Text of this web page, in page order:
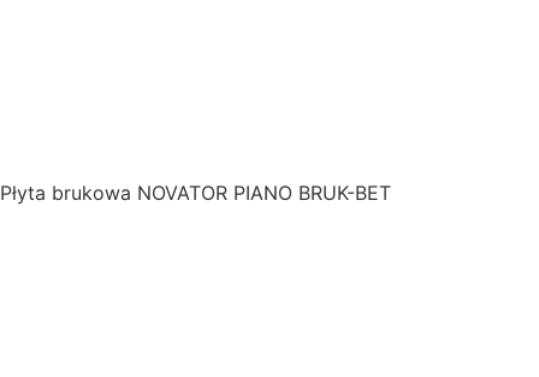
Płyta brukowa NOVATOR PIANO BRUK-BET